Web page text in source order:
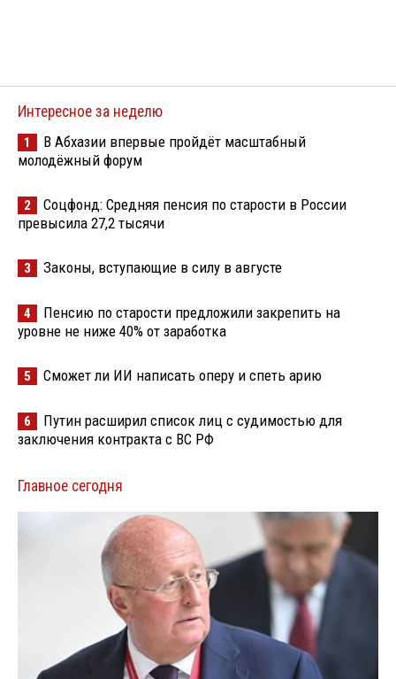
Интересное за неделю
1
В Абхазии впервые пройдёт масштабный
молодёжный форум
2
Соцфонд: Средняя пенсия по старости в России
превысила 27,2 тысячи
3 Законы, вступающие в силу в августе
4
Пенсию по старости предложили закрепить на
уровне не ниже 40% от заработка
5 Сможет ли ИИ написать оперу и спеть арию
6
Путин расширил список лиц с судимостью для
заключения контракта с ВС РФ
Главное сегодня